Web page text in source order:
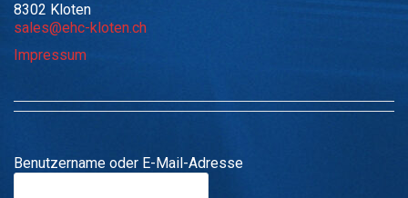
8302 Kloten
sales@ehc-kloten.ch
Impressum
Benutzername oder E-Mail-Adresse